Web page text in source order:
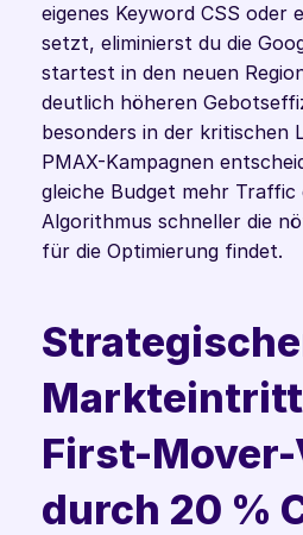
eigenes Keyword CSS oder
setzt, eliminierst du die
startest in den neuen
deutlich höheren
besonders in der kritischen
PMAX-Kampagnen
gleiche Budget mehr
Algorithmus schneller die
für die Optimierung findet.
First-
durch 20 %